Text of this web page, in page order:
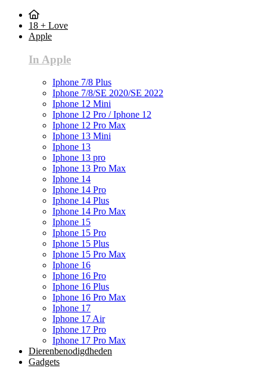
18 + Love
Apple
In Apple
Iphone 7/8 Plus
Iphone 7/8/SE 2020/SE 2022
Iphone 12 Mini
Iphone 12 Pro / Iphone 12
Iphone 12 Pro Max
Iphone 13 Mini
Iphone 13
Iphone 13 pro
Iphone 13 Pro Max
Iphone 14
Iphone 14 Pro
Iphone 14 Plus
Iphone 14 Pro Max
Iphone 15
Iphone 15 Pro
Iphone 15 Plus
Iphone 15 Pro Max
Iphone 16
Iphone 16 Pro
Iphone 16 Plus
Iphone 16 Pro Max
Iphone 17
Iphone 17 Air
Iphone 17 Pro
Iphone 17 Pro Max
Dierenbenodigdheden
Gadgets